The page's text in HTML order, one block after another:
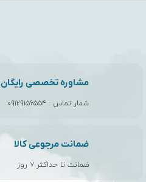
مشاوره تخصصی رایگان
شمار تماس : ۰۹۱۲۹۱۵۶۵۵۴
ضمانت مرجوعی کالا
ضمانت تا حداکثر ۷ روز